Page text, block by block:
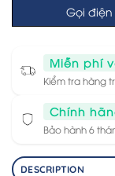
Gọi
Miễn phí
Kiểm tra hàng
Chính
Bảo hành 6
DESCRIPTION